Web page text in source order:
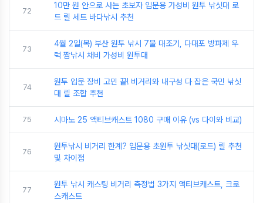
72
10만 원 안으로 사는 초보자 입문용 가성비 원투 낚싯대 로
드 릴 세트 바다낚시 추천
73
4월 2일(목) 부산 원투 낚시 7물 대조기, 다대포 방파제 우
럭 짬낚시 채비 가성비 원투대
74
원투 입문 장비 고민 끝! 비거리와 내구성 다 잡은 국민 낚싯
대 릴 조합 추천
75 시마노 25 액티브캐스트 1080 구매 이유 (vs 다이와 비교)
76
원투낚시 비거리 한계? 입문용 초원투 낚싯대(로드) 릴 추천
및 차이점
77
원투 낚시 캐스팅 비거리 측정법 3가지 액티브캐스트, 크로
스캐스트